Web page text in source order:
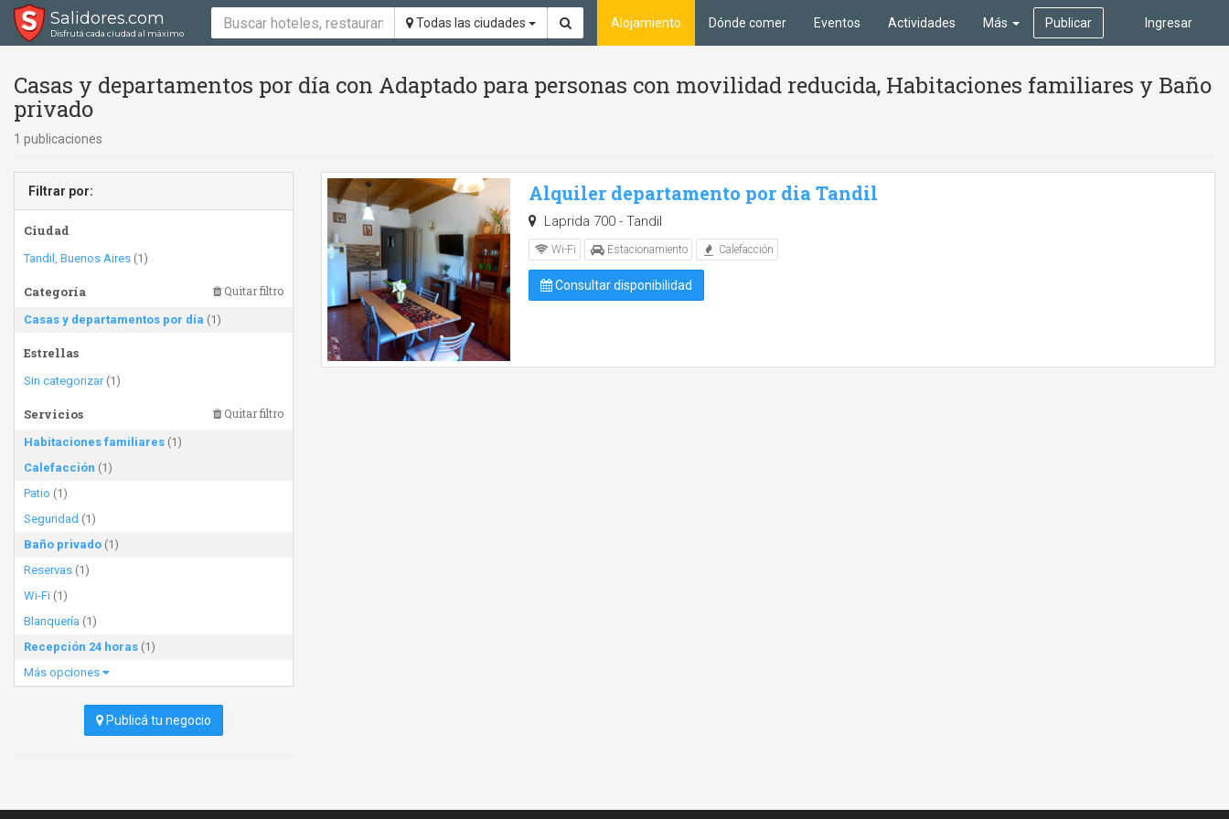
Salidores.com
Disfrutá cada ciudad al máximo
Todas las ciudades Ingresar
Alojamiento Dónde comer Eventos Actividades Más Publicar
Casas y departamentos por día con Adaptado para personas con movilidad reducida, Habitaciones familiares y Baño
privado
1 publicaciones
Filtrar por:
Ciudad
Tandil, Buenos Aires (1)
Categoría Quitar filtro
Casas y departamentos por día (1)
Estrellas
Sin categorizar(1)
Servicios Quitar filtro
Habitaciones familiares (1)
Calefacción (1)
Patio (1)
Seguridad (1)
Baño privado (1)
Reservas (1)
Wi-Fi (1)
Blanquería (1)
Recepción 24 horas (1)
Más opciones
Publicá tu negocio
Alquiler departamento por dia Tandil
Laprida 700 - Tandil
Wi-Fi Estacionamiento Calefacción
Consultar disponibilidad